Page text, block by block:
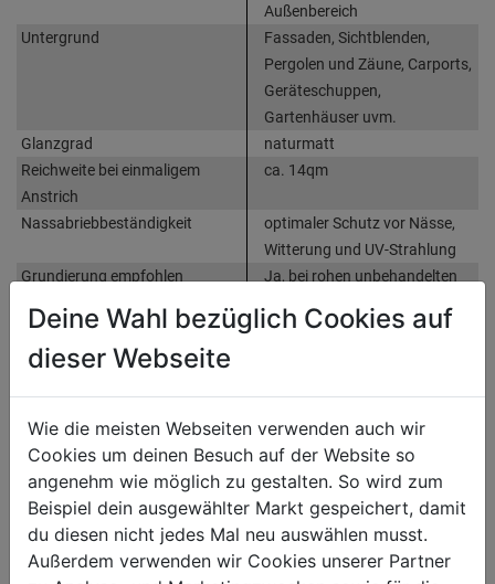
Außenbereich
Untergrund
Fassaden, Sichtblenden,
Pergolen und Zäune, Carports,
Geräteschuppen,
Gartenhäuser uvm.
Glanzgrad
naturmatt
Reichweite bei einmaligem
Anstrich
ca. 14qm
Nassabriebbeständigkeit
optimaler Schutz vor Nässe,
Witterung und UV-Strahlung
Grundierung empfohlen
Ja, bei rohen unbehandelten
Sonstige Produktmerkmale
dringt tief ein und schützt von
Bewertung (0)
HERSTELLERINFORMATIONEN
Deine Wahl bezüglich Cookies auf
dieser Webseite
Wie die meisten Webseiten verwenden auch wir
Cookies um deinen Besuch auf der Website so
angenehm wie möglich zu gestalten. So wird zum
Beispiel dein ausgewählter Markt gespeichert, damit
du diesen nicht jedes Mal neu auswählen musst.
Außerdem verwenden wir Cookies unserer Partner